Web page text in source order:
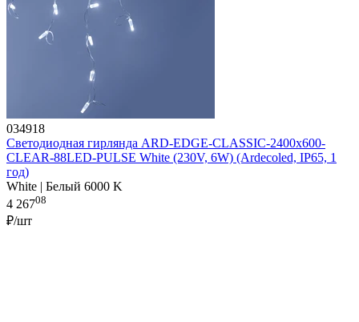
034918
Светодиодная гирлянда ARD-EDGE-CLASSIC-2400x600-
CLEAR-88LED-PULSE White (230V, 6W) (Ardecoled, IP65, 1
год)
White | Белый 6000 K
4 26708
₽/шт